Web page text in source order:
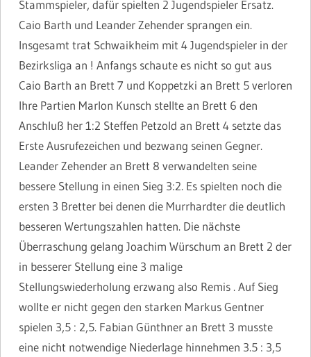
Stammspieler, dafür spielten 2 Jugendspieler Ersatz.
Caio Barth und Leander Zehender sprangen ein.
Insgesamt trat Schwaikheim mit 4 Jugendspieler in der
Bezirksliga an ! Anfangs schaute es nicht so gut aus
Caio Barth an Brett 7 und Koppetzki an Brett 5 verloren
Ihre Partien Marlon Kunsch stellte an Brett 6 den
Anschluß her 1:2 Steffen Petzold an Brett 4 setzte das
Erste Ausrufezeichen und bezwang seinen Gegner.
Leander Zehender an Brett 8 verwandelten seine
bessere Stellung in einen Sieg 3:2. Es spielten noch die
ersten 3 Bretter bei denen die Murrhardter die deutlich
besseren Wertungszahlen hatten. Die nächste
Überraschung gelang Joachim Würschum an Brett 2 der
in besserer Stellung eine 3 malige
Stellungswiederholung erzwang also Remis . Auf Sieg
wollte er nicht gegen den starken Markus Gentner
spielen 3,5 : 2,5. Fabian Günthner an Brett 3 musste
eine nicht notwendige Niederlage hinnehmen 3.5 : 3,5